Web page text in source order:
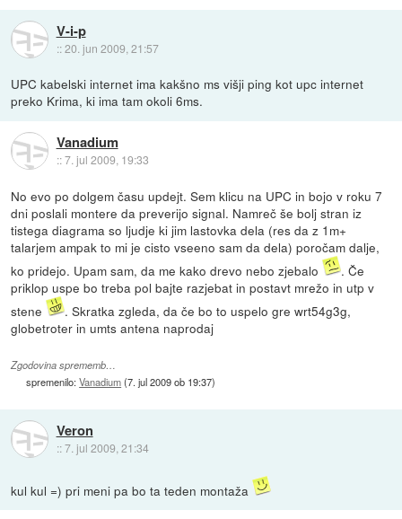
V-i-p
::20. jun 2009, 21:57
UPC kabelski internet ima kakšno ms višji ping kot upc internet
preko Krima, ki ima tam okoli 6ms.
Vanadium
::7. jul 2009, 19:33
No evo po dolgem času updejt. Sem klicu na UPC in bojo v roku 7
dni poslali montere da preverijo signal. Namreč še bolj stran iz
tistega diagrama so ljudje ki jim lastovka dela (res da z 1m+
talarjem ampak to mi je cisto vseeno sam da dela) poročam dalje,
ko pridejo. Upam sam, da me kako drevo nebo zjebalo
. Če
priklop uspe bo treba pol bajte razjebat in postavt mrežo in utp v
stene
. Skratka zgleda, da če bo to uspelo gre wrt54g3g,
globetroter in umts antena naprodaj
Zgodovina sprememb…
spremenilo:Vanadium(7. jul 2009 ob 19:37)
Veron
::7. jul 2009, 21:34
kul kul =) pri meni pa bo ta teden montaža